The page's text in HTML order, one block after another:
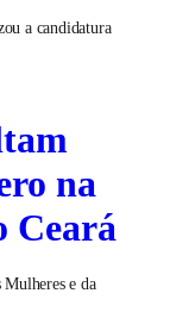
a candidatura
na
Ceará
Mulheres e da